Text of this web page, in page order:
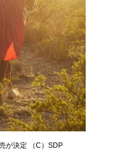
が決定 （C）SDP